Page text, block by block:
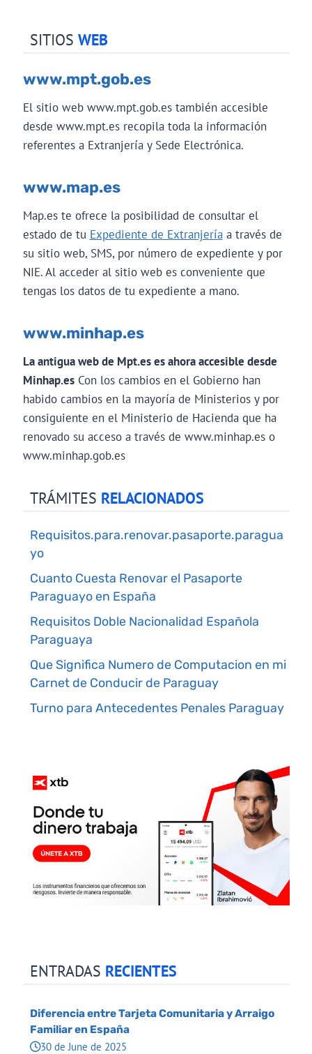
SITIOS WEB
www.mpt.gob.es
El sitio web www.mpt.gob.es también accesible
desde www.mpt.es recopila toda la información
referentes a Extranjería y Sede Electrónica.
www.map.es
Map.es te ofrece la posibilidad de consultar el
estado de tu Expediente de Extranjeríaa través de
su sitio web, SMS, por número de expediente y por
NIE. Al acceder al sitio web es conveniente que
tengas los datos de tu expediente a mano.
www.minhap.es
La antigua web de Mpt.es es ahora accesible desde
Minhap.esCon los cambios en el Gobierno han
habido cambios en la mayoría de Ministerios y por
consiguiente en el Ministerio de Hacienda que ha
renovado su acceso a través de www.minhap.es o
www.minhap.gob.es
TRÁMITES RELACIONADOS
Requisitos.para.renovar.pasaporte.paragua
yo
Cuanto Cuesta Renovar el Pasaporte
Paraguayo en España
Requisitos Doble Nacionalidad Española
Paraguaya
Que Significa Numero de Computacion en mi
Carnet de Conducir de Paraguay
Turno para Antecedentes Penales Paraguay
ENTRADAS RECIENTES
Diferencia entre Tarjeta Comunitaria y Arraigo
Familiar en España
30 de June de 2025